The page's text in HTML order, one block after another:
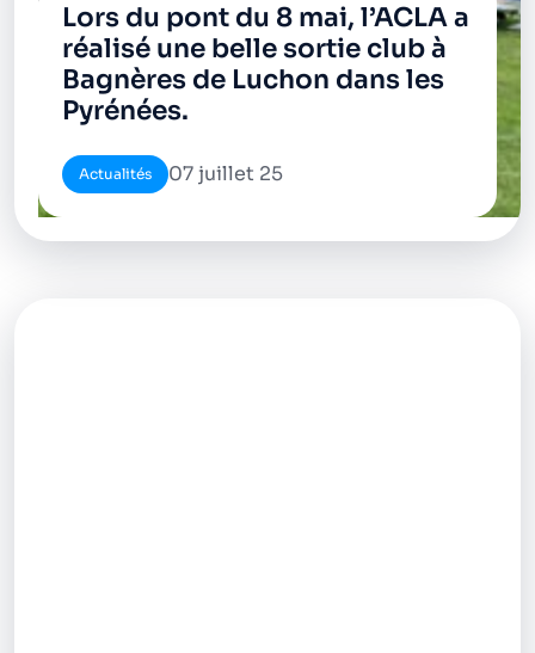
Lors du pont du 8 mai, l’ACLA a
réalisé une belle sortie club à
Bagnères de Luchon dans les
Pyrénées.
Actualités 07 juillet 25